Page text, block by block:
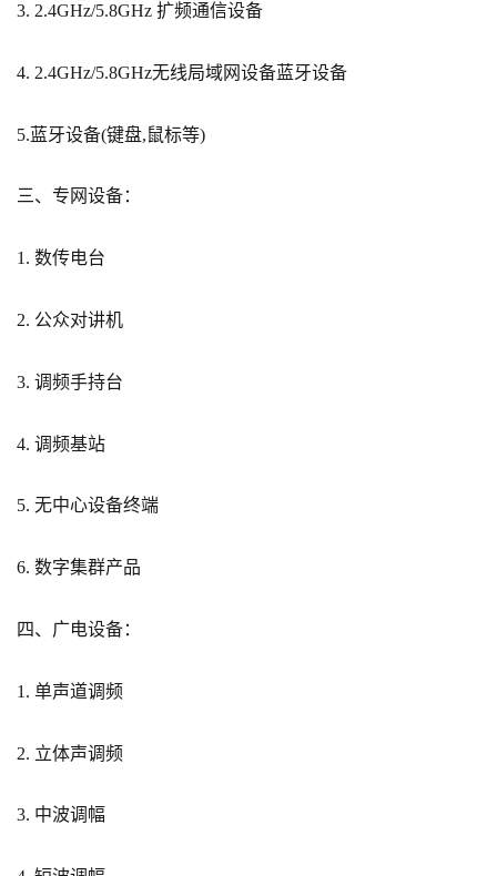
3. 2.4GHz/5.8GHz 扩频通信设备
4. 2.4GHz/5.8GHz无线局域网设备蓝牙设备
5.蓝牙设备(键盘,鼠标等)
三、专网设备：
1. 数传电台
2. 公众对讲机
3. 调频手持台
4. 调频基站
5. 无中心设备终端
6. 数字集群产品
四、广电设备：
1. 单声道调频
2. 立体声调频
3. 中波调幅